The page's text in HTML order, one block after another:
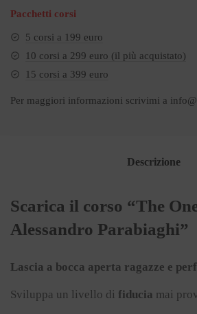
Pacchetti corsi
5 corsi a 199 euro
10 corsi a 299 euro (il più acquistato)
15 corsi a 399 euro
Per maggiori informazioni scrivimi a
Descrizione
Scarica il corso “The
Alessandro Parabiaghi”
Lascia a bocca aperta ragazze e
Sviluppa un livello di fiducia mai